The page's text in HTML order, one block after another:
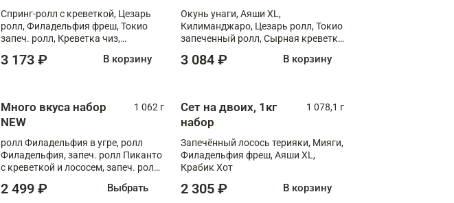
Спринг-ролл с креветкой, Цезарь
ролл, Филадельфия фреш, Токио
запеч. ролл, Креветка чиз,
Флорида
3 173 ₽ В корзину
Окунь унаги, Аяши XL,
Килиманджаро, Цезарь ролл, Токио
запеченный ролл, Сырная креветка
3 084 ₽ В корзину
Много вкуса набор
NEW
1 062 г
ролл Филадельфия в угре, ролл
Филадельфия, запеч. ролл Пиканто
с креветкой и лососем, запеч. ролл
2 499 ₽ Выбрать
Сет на двоих, 1кг
набор
1 078,1 г
Запечённый лосось терияки, Мияги,
Филадельфия фреш, Аяши XL,
Крабик Хот
2 305 ₽ В корзину